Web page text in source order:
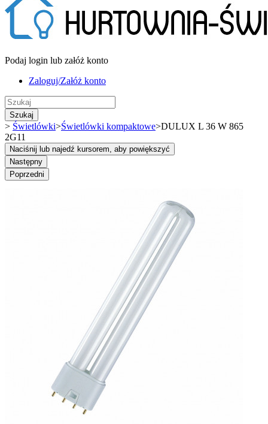
Podaj login lub załóż konto
Zaloguj/Załóż konto
Szukaj
> Świetlówki>Świetlówki kompaktowe>DULUX L 36 W 865
2G11
Naciśnij lub najedź kursorem, aby powiększyć
Następny
Poprzedni